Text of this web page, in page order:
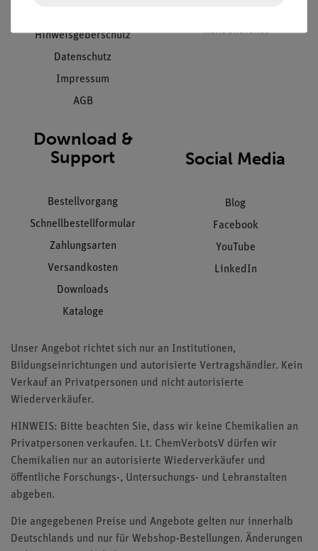
Hinweisgeberschutz
Datenschutz
Impressum
AGB
Kundendienst
Download &
Support
Bestellvorgang
Schnellbestellformular
Zahlungsarten
Versandkosten
Downloads
Kataloge
Social Media
Blog
Facebook
YouTube
LinkedIn
Unser Angebot richtet sich nur an Institutionen,
Bildungseinrichtungen und autorisierte Vertragshändler. Kein
Verkauf an Privatpersonen und nicht autorisierte
Wiederverkäufer.
HINWEIS: Bitte beachten Sie, dass wir keine Chemikalien an
Privatpersonen verkaufen. Lt. ChemVerbotsV dürfen wir
Chemikalien nur an autorisierte Wiederverkäufer und
öffentliche Forschungs-, Untersuchungs- und Lehranstalten
abgeben.
Die angegebenen Preise und Angebote gelten nur innerhalb
Deutschlands und nur für Webshop-Bestellungen. Änderungen